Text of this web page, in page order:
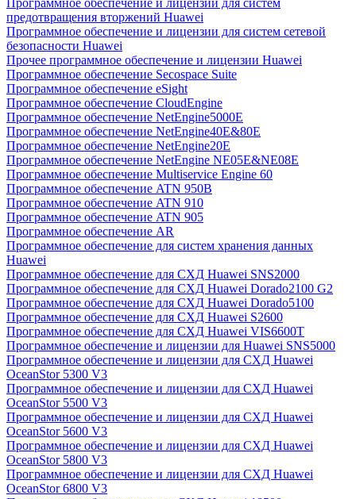
Программное обеспечение и лицензии для систем
предотвращения вторжений Huawei
Программное обеспечение и лицензии для систем сетевой
безопасности Huawei
Прочее программное обеспечение и лицензии Huawei
Программное обеспечение Secospace Suite
Программное обеспечение eSight
Программное обеспечение CloudEngine
Программное обеспечение NetEngine5000E
Программное обеспечение NetEngine40E&80E
Программное обеспечение NetEngine20E
Программное обеспечение NetEngine NE05E&NE08E
Программное обеспечение Multiservice Engine 60
Программное обеспечение ATN 950B
Программное обеспечение ATN 910
Программное обеспечение ATN 905
Программное обеспечение AR
Программное обеспечение для систем хранения данных
Huawei
Программное обеспечение для СХД Huawei SNS2000
Программное обеспечение для СХД Huawei Dorado2100 G2
Программное обеспечение для СХД Huawei Dorado5100
Программное обеспечение для СХД Huawei S2600
Программное обеспечение для СХД Huawei VIS6600T
Программное обеспечение и лицензии для Huawei SNS5000
Программное обеспечение и лицензии для СХД Huawei
OceanStor 5300 V3
Программное обеспечение и лицензии для СХД Huawei
OceanStor 5500 V3
Программное обеспечение и лицензии для СХД Huawei
OceanStor 5600 V3
Программное обеспечение и лицензии для СХД Huawei
OceanStor 5800 V3
Программное обеспечение и лицензии для СХД Huawei
OceanStor 6800 V3